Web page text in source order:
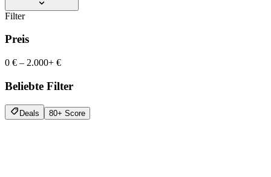
Filter
Preis
0 € – 2.000+ €
Beliebte Filter
Deals 80+ Score